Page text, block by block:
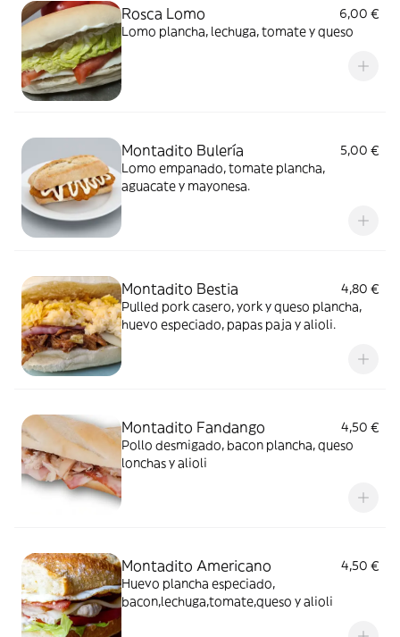
Rosca Lomo
6,00 €
Lomo plancha, lechuga, tomate y queso
Montadito Bulería
5,00 €
Lomo empanado, tomate plancha,
aguacate y mayonesa.
Montadito Bestia
4,80 €
Pulled pork casero, york y queso plancha,
huevo especiado, papas paja y alioli.
Montadito Fandango
4,50 €
Pollo desmigado, bacon plancha, queso
lonchas y alioli
Montadito Americano
4,50 €
Huevo plancha especiado,
bacon,lechuga,tomate,queso y alioli